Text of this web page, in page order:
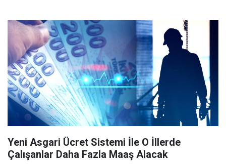
Yeni Asgari Ücret Sistemi İle O İllerde
Çalışanlar Daha Fazla Maaş Alacak